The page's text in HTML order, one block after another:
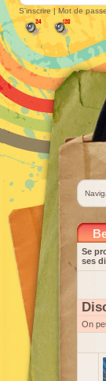
S'inscrire | Mot de
Se
ses
On